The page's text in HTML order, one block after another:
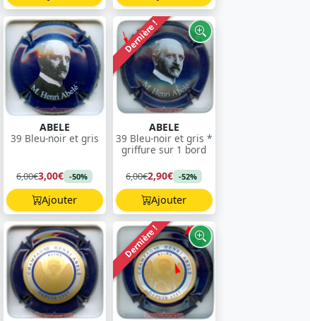
ABELE
39 Bleu-noir et gris
6,00€3,00€ -50%
Ajouter
Dernière !
ABELE
39 Bleu-noir et gris *
griffure sur 1 bord
6,00€2,90€ -52%
Ajouter
Dernière !